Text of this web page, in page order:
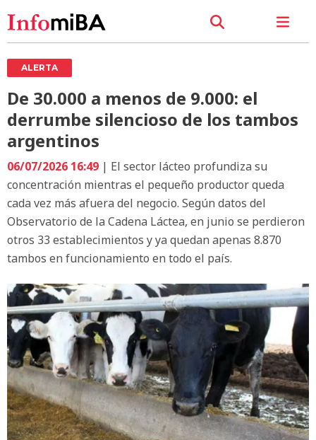
ALERTA
De 30.000 a menos de 9.000: el
derrumbe silencioso de los tambos
argentinos
06/07/2026 16:49 | El sector lácteo profundiza su
concentración mientras el pequeño productor queda
cada vez más afuera del negocio. Según datos del
Observatorio de la Cadena Láctea, en junio se perdieron
otros 33 establecimientos y ya quedan apenas 8.870
tambos en funcionamiento en todo el país.